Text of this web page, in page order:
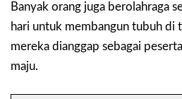
Banyak orang juga berolahraga
hari untuk membangun tubuh di
mereka dianggap sebagai
maju.